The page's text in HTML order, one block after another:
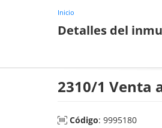
Inicio
Detalles del
2310/1 Venta
Código: 9995180